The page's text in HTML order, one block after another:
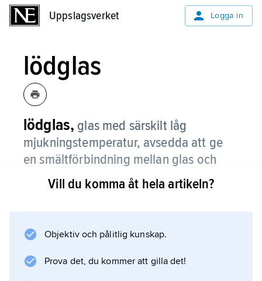
Uppslagsverket Logga in
lödglas
lödglas, glas med särskilt låg
mjukningstemperatur, avsedda att ge
en smältförbindning mellan glas och
glas eller glas och andra material.
temperaturbelastningen vara så låg som
glas och metalldetaljer till bildskärmar.
Vill du komma åt hela artikeln?
Objektiv och pålitlig kunskap.
Prova det, du kommer att gilla det!